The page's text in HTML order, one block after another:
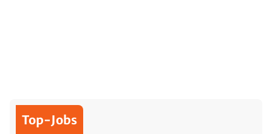
Top-Jobs